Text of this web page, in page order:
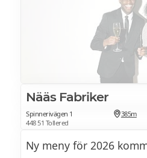
Nääs Fabriker
Spinnerivägen 1
448 51 Tollered
385m
Ny meny för 2026